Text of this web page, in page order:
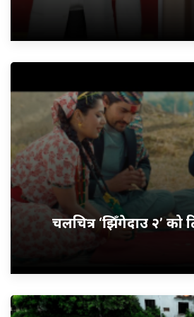
चलचित्र ‘झिँगेदाउ २’ को